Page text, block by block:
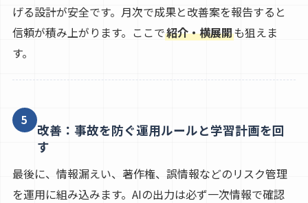
げる設計が安全です。月次で成果と改善案を報告すると
信頼が積み上がります。ここで紹介・横展開も狙えま
す。
5
改善：事故を防ぐ運用ルールと学習計画を回
す
最後に、情報漏えい、著作権、誤情報などのリスク管理
を運用に組み込みます。AIの出力は必ず一次情報で確認